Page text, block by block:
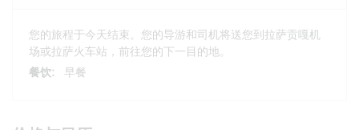
您的旅程于今天结束。您的导游和司机将送您到拉萨贡嘎机
场或拉萨火车站，前往您的下一目的地。
餐饮:
早餐